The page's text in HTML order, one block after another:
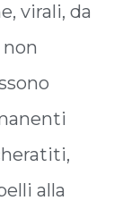
virali, da
alla